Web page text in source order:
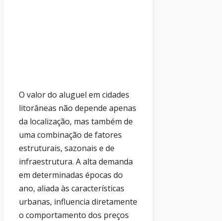
O valor do aluguel em cidades
litorâneas não depende apenas
da localização, mas também de
uma combinação de fatores
estruturais, sazonais e de
infraestrutura. A alta demanda
em determinadas épocas do
ano, aliada às características
urbanas, influencia diretamente
o comportamento dos preços